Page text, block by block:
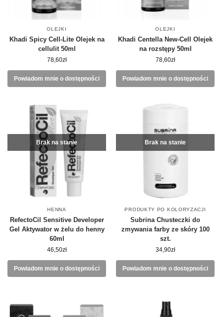
OLEJKI
Khadi Spicy Cell-Lite Olejek na
cellulit 50ml
78,60zł
Powiadom mnie o dostępności
OLEJKI
Khadi Centella New-Cell Olejek
na rozstępy 50ml
78,60zł
Powiadom mnie o dostępności
Brak na stanie
HENNA
RefectoCil Sensitive Developer
Gel Aktywator w żelu do henny
60ml
46,50zł
Powiadom mnie o dostępności
Brak na stanie
PRODUKTY PO KOLORYZACJI
Subrina Chusteczki do
zmywania farby ze skóry 100
szt.
34,90zł
Powiadom mnie o dostępności